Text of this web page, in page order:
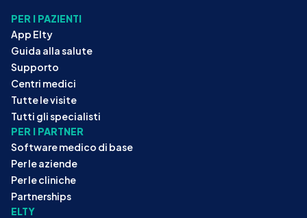
PER I PAZIENTI
App Elty
Guida alla salute
Supporto
Centri medici
Tutte le visite
Tutti gli specialisti
PER I PARTNER
Software medico di base
Per le aziende
Per le cliniche
Partnerships
ELTY